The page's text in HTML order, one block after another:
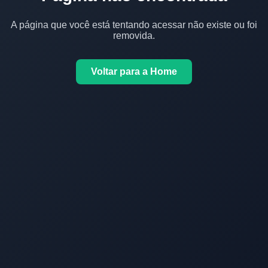
A página que você está tentando acessar não existe ou foi
removida.
Voltar para a Home